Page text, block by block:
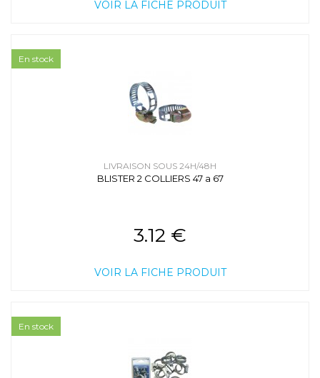
VOIR LA FICHE PRODUIT
LIVRAISON SOUS 24H/48H
BLISTER 2 COLLIERS 47 a 67
3.12 €
VOIR LA FICHE PRODUIT
En stock
En stock